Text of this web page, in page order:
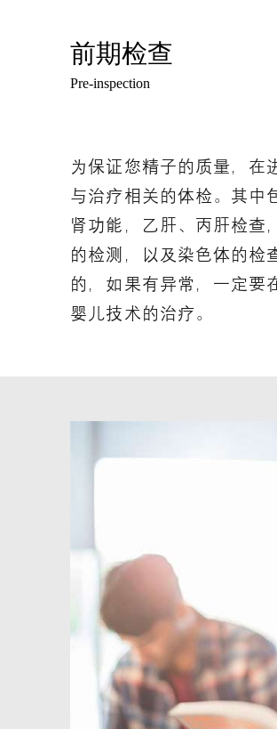
前期检查
Pre-inspection
为保证您精子的质量，在
与治疗相关的体检。其中
肾功能，乙肝、丙肝检查
的检测，以及染色体的检
的，如果有异常，一定要
婴儿技术的治疗。